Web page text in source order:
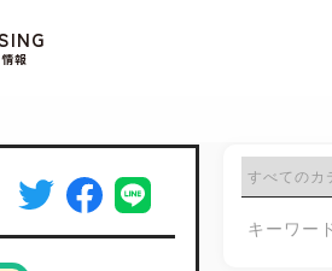
報
極めて重視しています。詳
ださい。